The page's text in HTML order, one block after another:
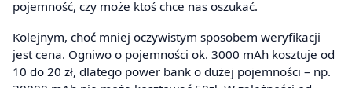
pojemność, czy może ktoś chce nas oszukać.
Kolejnym, choć mniej oczywistym sposobem weryfikacji
jest cena. Ogniwo o pojemności ok. 3000 mAh kosztuje od
10 do 20 zł, dlatego power bank o dużej pojemności – np.